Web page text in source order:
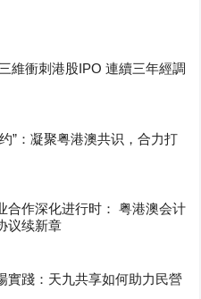
維衝刺港股IPO 連續三年經調
”：凝聚粤港澳共识，合力打
合作深化进行时： 粤港澳会计
议续新章
實踐：天九共享如何助力民營